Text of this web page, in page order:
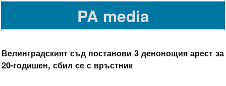
PA media
Велинградският съд постанови 3 денонощия арест за
20-годишен, сбил се с връстник